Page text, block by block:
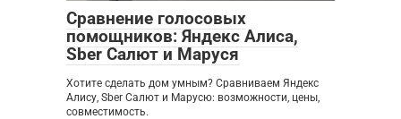
Сравнение голосовых
помощников: Яндекс Алиса,
Sber Салют и Маруся
Хотите сделать дом умным? Сравниваем Яндекс
Алису, Sber Салют и Марусю: возможности, цены,
совместимость.